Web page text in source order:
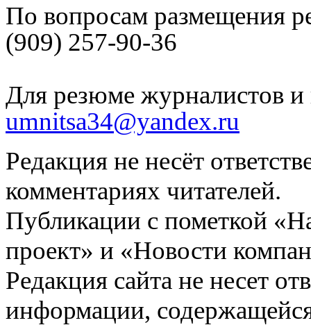
По вопросам размещения
(909) 257-90-36
Для резюме журналистов и
umnitsa34@yandex.ru
Редакция не несёт
комментариях читателей.
Публикации с пометкой
проект» и «Новости
Редакция сайта не несет
информации,